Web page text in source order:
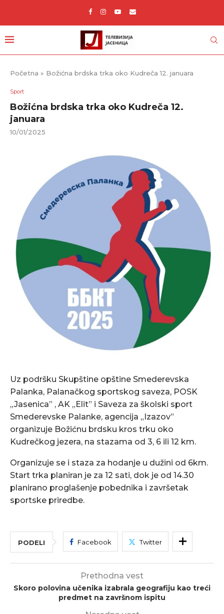
Početna » Božićna brdska trka oko Kudreča 12. januara
Sport
Božićna brdska trka oko Kudreča 12.
januara
10/01/2025
Uz podršku Skupštine opštine Smederevska
Palanka, Palanačkog sportskog saveza, POSK
„Jasenica” , AK „Elit” i Saveza za školski sport
Smederevske Palanke, agencija „Izazov”
organizuje Božićnu brdsku kros trku oko
Kudrečkog jezera, na stazama od 3, 6 ili 12 km.
Organizuje se i staza za hodanje u dužini od 6km.
Start trka planiran je za 12 sati, dok je od 14.30
planirano proglašenje pobednika i završetak
sportske priredbe.
PODELI Facebook Twitter
Prethodna vest
Skoro polovina učenika izabrala geografiju kao treći
predmet na završnom ispitu